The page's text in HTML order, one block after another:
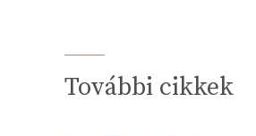
További cikkek